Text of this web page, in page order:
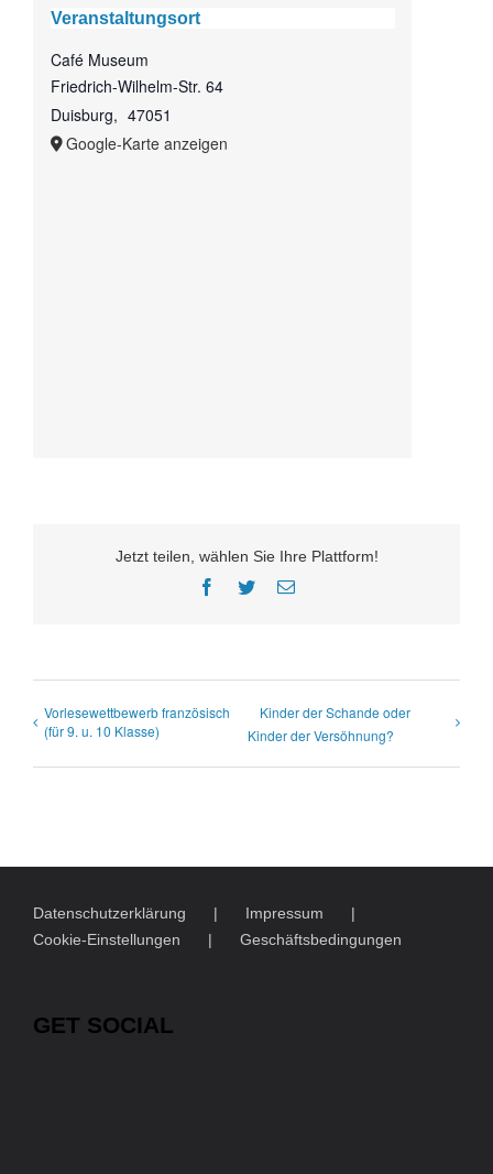
Veranstaltungsort
Café Museum
Friedrich-Wilhelm-Str. 64
Duisburg, 47051
Google-Karte anzeigen
Jetzt teilen, wählen Sie Ihre Plattform!
Facebook
TwitterE-
Vorlesewettbewerb französisch
(für 9. u. 10 Klasse)
Kinder der Schande oder
Kinder der Versöhnung?
Datenschutzerklärung
Impressum
Cookie-Einstellungen
Geschäftsbedingungen
GET SOCIAL